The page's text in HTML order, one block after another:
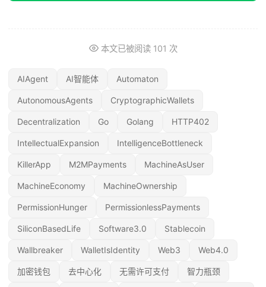
本文已被阅读 101 次
AIAgent AI智能体 Automaton
AutonomousAgents CryptographicWallets
Decentralization Go Golang HTTP402
IntellectualExpansion IntelligenceBottleneck
KillerApp M2MPayments MachineAsUser
MachineEconomy MachineOwnership
PermissionHunger PermissionlessPayments
SiliconBasedLife Software3.0 Stablecoin
Wallbreaker WalletIsIdentity Web3 Web4.0
加密钱包 去中心化 无需许可支付 智力瓶颈